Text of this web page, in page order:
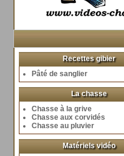
Recettes gibier
Pâté de sanglier
La chasse
Chasse à la grive
Chasse aux corvidés
Chasse au pluvier
Matériels vidéo